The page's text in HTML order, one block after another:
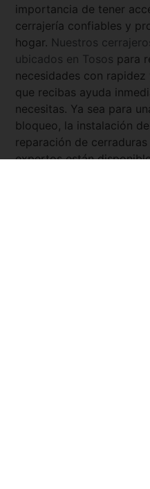
importancia de tener
cerrajería confiables y
hogar. Nuestros
ubicados en Tosos para
necesidades con
que recibas ayuda
necesitas. Ya sea para
bloqueo, la instalación
reparación de
expertos están